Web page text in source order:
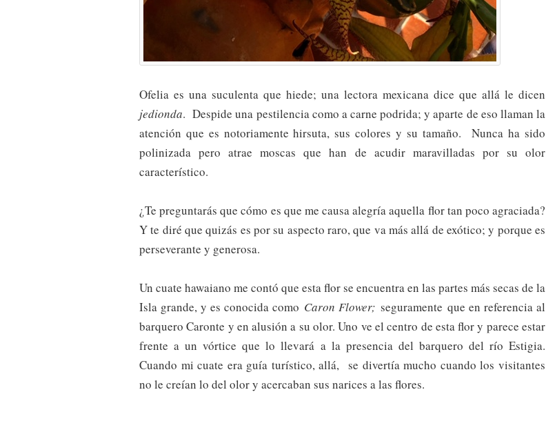
Ofelia es una suculenta que hiede; una lectora mexicana dice que allá le dicen
jedionda. Despide una pestilencia como a carne podrida; y aparte de eso llaman la
atención que es notoriamente hirsuta, sus colores y su tamaño. Nunca ha sido
polinizada pero atrae moscas que han de acudir maravilladas por su olor
característico.
¿Te preguntarás que cómo es que me causa alegría aquella flor tan poco agraciada?
Y te diré que quizás es por su aspecto raro, que va más allá de exótico; y porque es
perseverante y generosa.
Un cuate hawaiano me contó que esta flor se encuentra en las partes más secas de la
Isla grande, y es conocida como Caron Flower; seguramente que en referencia al
barquero Caronte y en alusión a su olor. Uno ve el centro de esta flor y parece estar
frente a un vórtice que lo llevará a la presencia del barquero del río Estigia.
Cuando mi cuate era guía turístico, allá, se divertía mucho cuando los visitantes
no le creían lo del olor y acercaban sus narices a las flores.